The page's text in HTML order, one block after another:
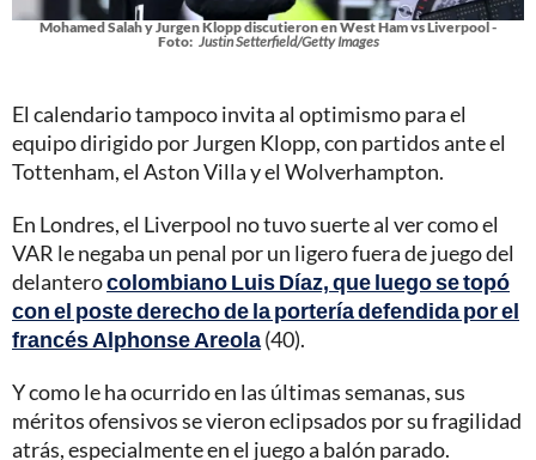
Mohamed Salah y Jurgen Klopp discutieron en West Ham vs Liverpool -
Foto: Justin Setterfield/Getty Images
El calendario tampoco invita al optimismo para el
equipo dirigido por Jurgen Klopp, con partidos ante el
Tottenham, el Aston Villa y el Wolverhampton.
En Londres, el Liverpool no tuvo suerte al ver como el
VAR le negaba un penal por un ligero fuera de juego del
delanterocolombiano Luis Díaz, que luego se topó
con el poste derecho de la portería defendida por el
francés Alphonse Areola(40).
Y como le ha ocurrido en las últimas semanas, sus
méritos ofensivos se vieron eclipsados por su fragilidad
atrás, especialmente en el juego a balón parado.